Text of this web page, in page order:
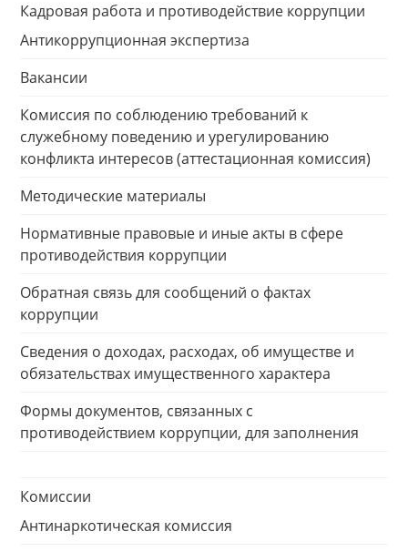
Кадровая работа и противодействие коррупции
Антикоррупционная экспертиза
Вакансии
Комиссия по соблюдению требований к
служебному поведению и урегулированию
конфликта интересов (аттестационная комиссия)
Методические материалы
Нормативные правовые и иные акты в сфере
противодействия коррупции
Обратная связь для сообщений о фактах
коррупции
Сведения о доходах, расходах, об имуществе и
обязательствах имущественного характера
Формы документов, связанных с
противодействием коррупции, для заполнения
Комиссии
Антинаркотическая комиссия